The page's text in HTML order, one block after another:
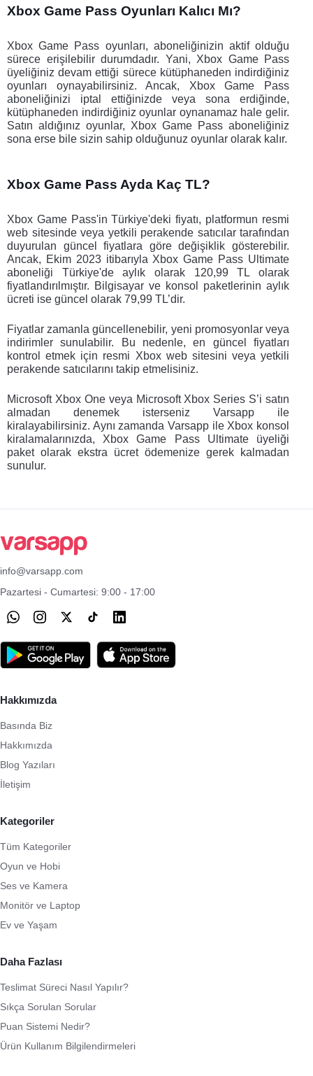
Xbox Game Pass Oyunları Kalıcı Mı?
Xbox Game Pass oyunları, aboneliğinizin aktif olduğu
sürece erişilebilir durumdadır. Yani, Xbox Game Pass
üyeliğiniz devam ettiği sürece kütüphaneden indirdiğiniz
oyunları oynayabilirsiniz. Ancak, Xbox Game Pass
aboneliğinizi iptal ettiğinizde veya sona erdiğinde,
kütüphaneden indirdiğiniz oyunlar oynanamaz hale gelir.
Satın aldığınız oyunlar, Xbox Game Pass aboneliğiniz
sona erse bile sizin sahip olduğunuz oyunlar olarak kalır.
Xbox Game Pass Ayda Kaç TL?
Xbox Game Pass'in Türkiye'deki fiyatı, platformun resmi
web sitesinde veya yetkili perakende satıcılar tarafından
duyurulan güncel fiyatlara göre değişiklik gösterebilir.
Ancak, Ekim 2023 itibarıyla Xbox Game Pass Ultimate
aboneliği Türkiye'de aylık olarak 120,99 TL olarak
fiyatlandırılmıştır. Bilgisayar ve konsol paketlerinin aylık
ücreti ise güncel olarak 79,99 TL’dir.
Fiyatlar zamanla güncellenebilir, yeni promosyonlar veya
indirimler sunulabilir. Bu nedenle, en güncel fiyatları
kontrol etmek için resmi Xbox web sitesini veya yetkili
perakende satıcılarını takip etmelisiniz.
Microsoft Xbox One veya Microsoft Xbox Series S’i satın
almadan denemek isterseniz Varsapp ile
kiralayabilirsiniz. Aynı zamanda Varsapp ile Xbox konsol
kiralamalarınızda, Xbox Game Pass Ultimate üyeliği
paket olarak ekstra ücret ödemenize gerek kalmadan
sunulur.
info@varsapp.com
Pazartesi - Cumartesi: 9:00 - 17:00
Hakkımızda
Basında Biz
Hakkımızda
Blog Yazıları
İletişim
Kategoriler
Tüm Kategoriler
Oyun ve Hobi
Ses ve Kamera
Monitör ve Laptop
Ev ve Yaşam
Daha Fazlası
Teslimat Süreci Nasıl Yapılır?
Sıkça Sorulan Sorular
Puan Sistemi Nedir?
Ürün Kullanım Bilgilendirmeleri